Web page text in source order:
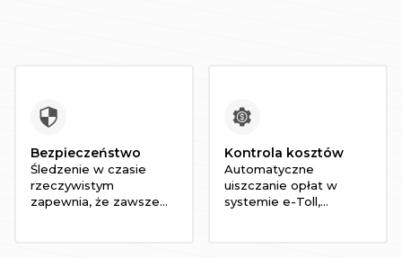
Bezpieczeństwo
Śledzenie w czasie
rzeczywistym
zapewnia, że zawsze
Kontrola kosztów
Automatyczne
uiszczanie opłat w
systemie e-Toll,